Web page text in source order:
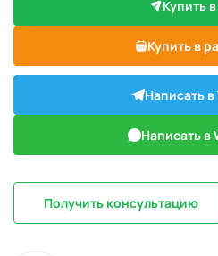
Купить
Купить в
Написать
Написать в
Получить консультацию